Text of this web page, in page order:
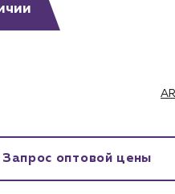
Запрос оптовой цены